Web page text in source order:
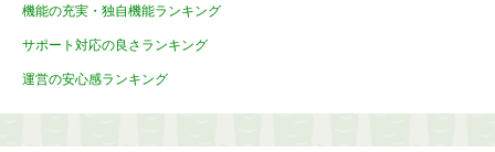
機能の充実・独自機能ランキング
サポート対応の良さランキング
運営の安心感ランキング